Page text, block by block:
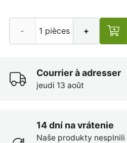
- +
Courrier à adresser
jeudi 13 août
14 dní na vrátenie
Naše produkty nesplnili